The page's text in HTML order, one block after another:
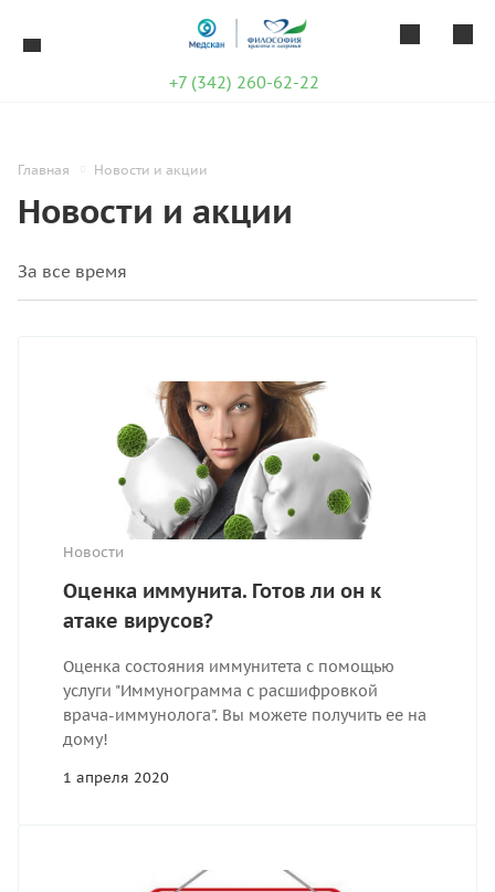
+7 (342) 260-62-22
Главная Новости и акции
Новости и акции
Новости
Оценка иммунита. Готов ли он к
атаке вирусов?
Оценка состояния иммунитета с помощью
услуги "Иммунограмма с расшифровкой
врача-иммунолога". Вы можете получить ее на
дому!
1 апреля 2020